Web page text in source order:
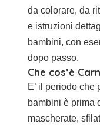
da colorare, da
e istruzioni
bambini, con
dopo passo.
Che cos’è
E’ il periodo
bambini è prima
mascherate,